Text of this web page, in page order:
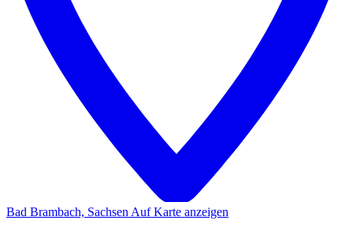
Bad Brambach, Sachsen Auf Karte anzeigen